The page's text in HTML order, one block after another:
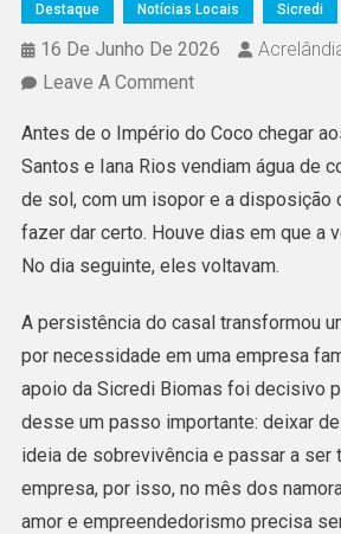
Destaque Notícias Locais Sicredi
16 De Junho De 2026
Leave A CommentOn
Apoio
Da
Sicredi
Biomas,
Casal
Transforma
Água
De
Coco
Em
Negócio
No
Antes de o Império do Coco chegar
Santos e Iana Rios vendiam água de
de sol, com um isopor e a disposição
fazer dar certo. Houve dias em que a
No dia seguinte, eles voltavam.
A persistência do casal transformou
por necessidade em uma empresa
apoio da Sicredi Biomas foi decisivo
desse um passo importante: deixar
ideia de sobrevivência e passar a ser
empresa, por isso, no mês dos
amor e empreendedorismo precisa